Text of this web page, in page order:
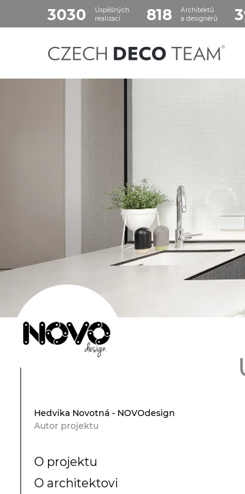
3030
Úspěšných
realizací
818
Architektů
a designérů
Hedvika Novotná - NOVOdesign
Autor projektu
O projektu
O architektovi